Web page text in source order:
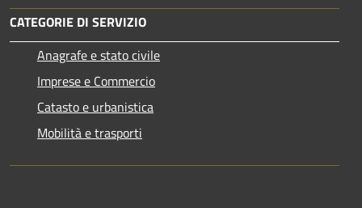
CATEGORIE DI SERVIZIO
Anagrafe e stato civile
Imprese e Commercio
Catasto e urbanistica
Mobilità e trasporti